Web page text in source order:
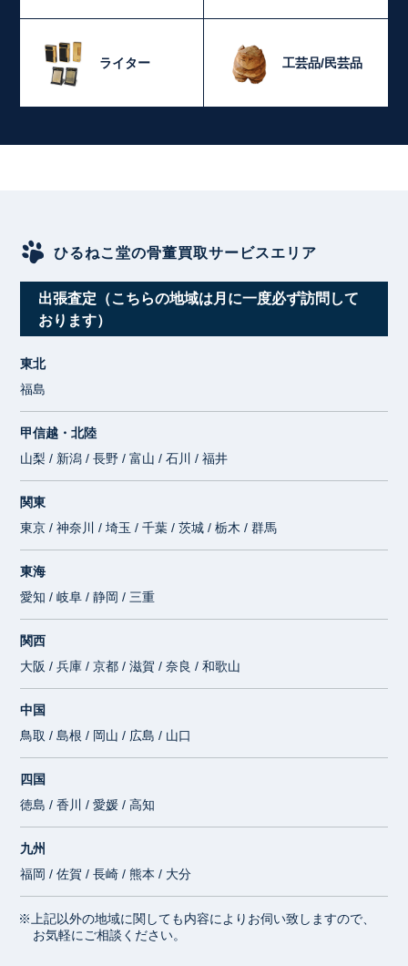
ライター 工芸品/民芸品
ひるねこ堂の骨董買取サービスエリア
出張査定（こちらの地域は月に一度必ず訪問して
おります）
東北
福島
甲信越・北陸
山梨 / 新潟 / 長野 / 富山 / 石川 / 福井
関東
東京 / 神奈川 / 埼玉 / 千葉 / 茨城 / 栃木 / 群馬
東海
愛知 / 岐阜 / 静岡 / 三重
関西
大阪 / 兵庫 / 京都 / 滋賀 / 奈良 / 和歌山
中国
鳥取 / 島根 / 岡山 / 広島 / 山口
四国
徳島 / 香川 / 愛媛 / 高知
九州
福岡 / 佐賀 / 長崎 / 熊本 / 大分
※上記以外の地域に関しても内容によりお伺い致しますので、
お気軽にご相談ください。